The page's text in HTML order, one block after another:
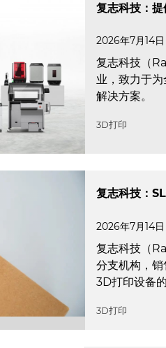
复志科技：
2026年7月14日
复志科技（
业，致力于
解决方案。
3D打印
复志科技：
2026年7月14日
复志科技（
分支机构，
3D打印设备
3D打印